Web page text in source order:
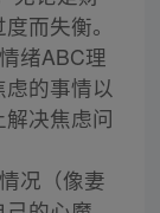
而失衡。
绪ABC理
的事情以
决焦虑问
况（像妻